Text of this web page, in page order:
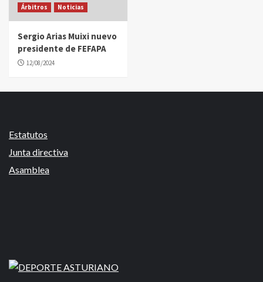
Árbitros Noticias
Sergio Arias Muixi nuevo
presidente de FEFAPA
12/08/2024
Estatutos
Junta directiva
Asamblea